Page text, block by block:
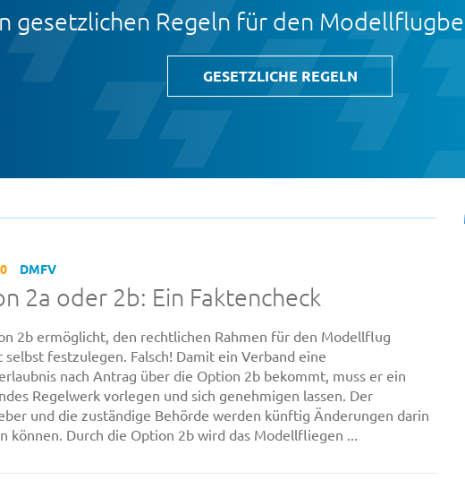
gesetzlichen Regeln für den
GESETZLICHE REGELN
DMFV
2a oder 2b: Ein Faktencheck
2b ermöglicht, den rechtlichen Rahmen für den Modellflug
festzulegen. Falsch! Damit ein Verband eine
nach Antrag über die Option 2b bekommt, muss er ein
Regelwerk vorlegen und sich genehmigen lassen. Der
und die zuständige Behörde werden künftig Änderungen darin
können. Durch die Option 2b wird das Modellfliegen ...